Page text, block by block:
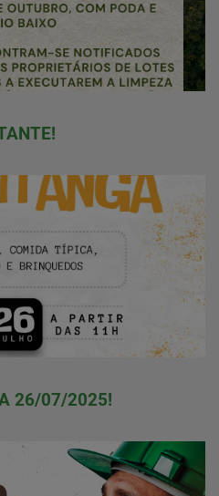
26/07/2025!